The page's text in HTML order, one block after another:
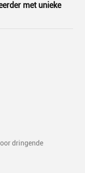
met unieke
dringende